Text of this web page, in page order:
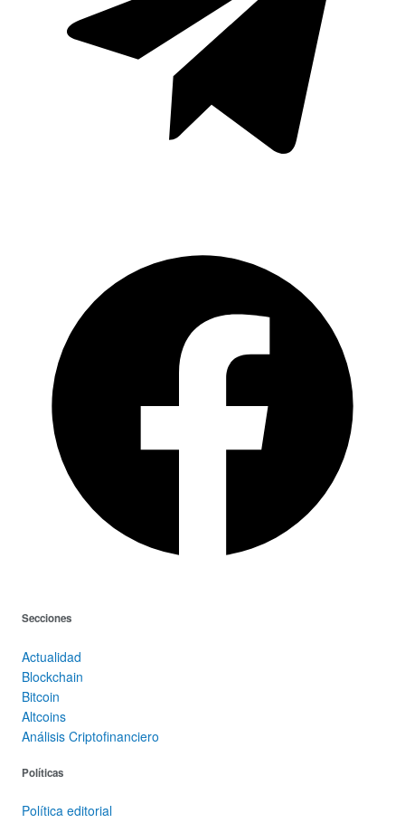
Secciones
Actualidad
Blockchain
Bitcoin
Altcoins
Análisis Criptofinanciero
Políticas
Política editorial